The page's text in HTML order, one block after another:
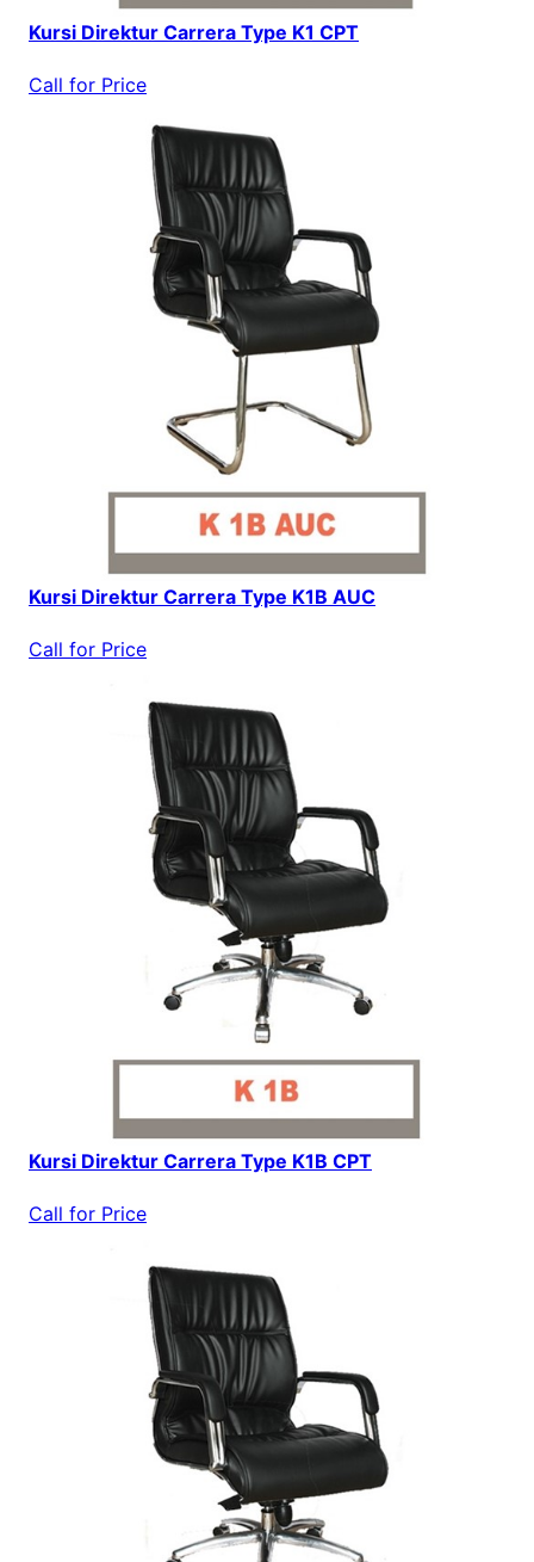
Kursi Direktur Carrera Type K1 CPT
Call for Price
Kursi Direktur Carrera Type K1B AUC
Call for Price
Kursi Direktur Carrera Type K1B CPT
Call for Price